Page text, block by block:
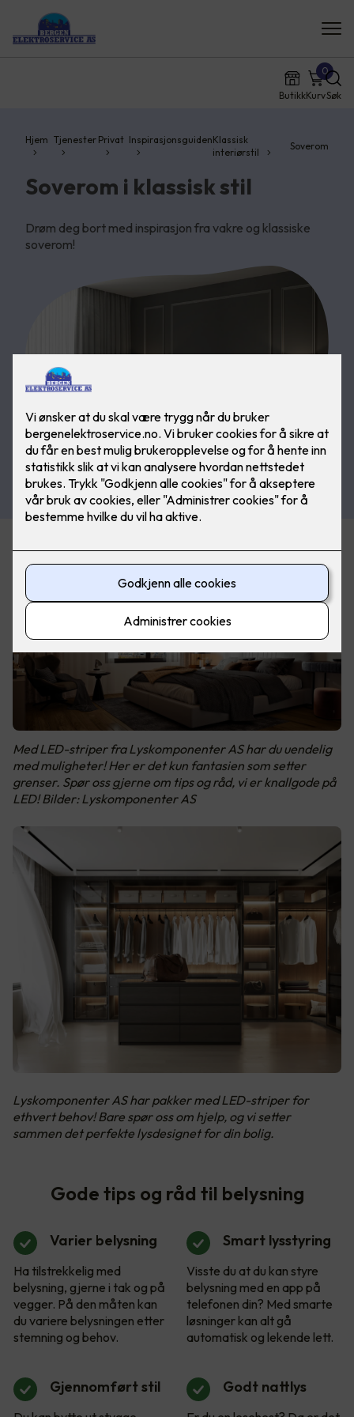
ButikkKurv
0
Søk
Hjem Tjenester Privat InspirasjonsguidenKlassisk
interiørstil
Soverom
Soverom i klassisk stil
Drøm deg bort med inspirasjon fra vakre og klassiske
soverom!
Med LED-striper fra Lyskomponenter AS har du uendelig
med muligheter! Her er det kun fantasien som setter
grenser. Spør oss gjerne om tips og råd, vi er knallgode på
LED! Bilder: Lyskomponenter AS
Lyskomponenter AS har pakker med LED-striper for
ethvert behov! Bare spør oss om hjelp, og vi setter
sammen det perfekte lysdesignet for din bolig.
Gode tips og råd til belysning
Varier belysning
Ha tilstrekkelig med
belysning, gjerne i tak og på
vegger. På den måten kan
du variere belysningen etter
stemning og behov.
Smart lysstyring
Visste du at du kan styre
belysning med en app på
telefonen din? Med smarte
løsninger kan alt gå
automatisk og lekende lett.
Gjennomført stil Godt nattlys